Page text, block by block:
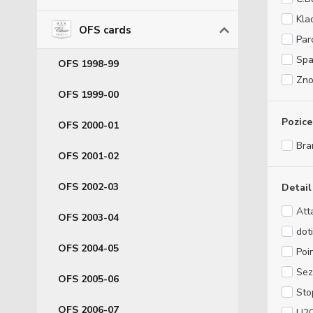
OFS cards
OFS 1998-99
OFS 1999-00
OFS 2000-01
OFS 2001-02
OFS 2002-03
OFS 2003-04
OFS 2004-05
OFS 2005-06
OFS 2006-07
Pozice
Detail